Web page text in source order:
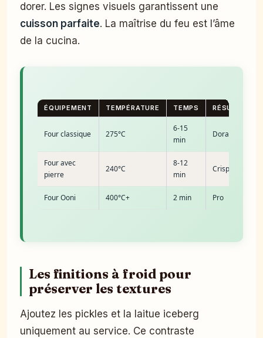
dorer. Les signes visuels garantissent une
cuisson parfaite. La maîtrise du feu est l’âme
de la cucina.
ÉQUIPEMENT TEMPÉRATURE TEMPS RÉSULTAT
Four classique 275°C
6-15
min
Dora
Four avec
pierre
240°C
8-12
min
Crispy
Four Ooni 400°C+ 2 min Pro
Les finitions à froid pour
préserver les textures
Ajoutez les pickles et la laitue iceberg
uniquement au service. Ce contraste